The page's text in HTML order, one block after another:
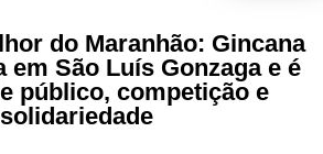
do Maranhão: Gincana
em São Luís Gonzaga e é
público, competição e
solidariedade